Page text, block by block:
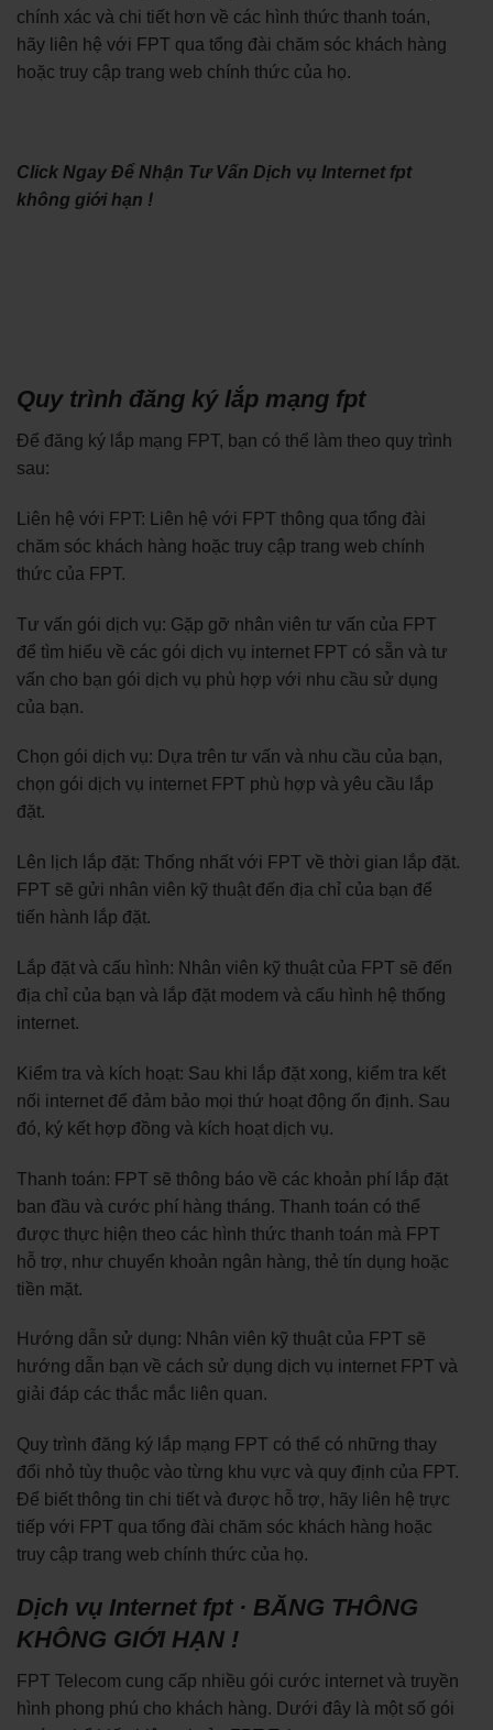
chính xác và chi tiết hơn về các hình thức thanh toán,
hãy liên hệ với FPT qua tổng đài chăm sóc khách hàng
hoặc truy cập trang web chính thức của họ.
Click Ngay Để Nhận Tư Vấn Dịch vụ Internet fpt
không giới hạn !
Quy trình đăng ký lắp mạng fpt
Để đăng ký lắp mạng FPT, bạn có thể làm theo quy trình
sau:
Liên hệ với FPT: Liên hệ với FPT thông qua tổng đài
chăm sóc khách hàng hoặc truy cập trang web chính
thức của FPT.
Tư vấn gói dịch vụ: Gặp gỡ nhân viên tư vấn của FPT
để tìm hiểu về các gói dịch vụ internet FPT có sẵn và tư
vấn cho bạn gói dịch vụ phù hợp với nhu cầu sử dụng
của bạn.
Chọn gói dịch vụ: Dựa trên tư vấn và nhu cầu của bạn,
chọn gói dịch vụ internet FPT phù hợp và yêu cầu lắp
đặt.
Lên lịch lắp đặt: Thống nhất với FPT về thời gian lắp đặt.
FPT sẽ gửi nhân viên kỹ thuật đến địa chỉ của bạn để
tiến hành lắp đặt.
Lắp đặt và cấu hình: Nhân viên kỹ thuật của FPT sẽ đến
địa chỉ của bạn và lắp đặt modem và cấu hình hệ thống
internet.
Kiểm tra và kích hoạt: Sau khi lắp đặt xong, kiểm tra kết
nối internet để đảm bảo mọi thứ hoạt động ổn định. Sau
đó, ký kết hợp đồng và kích hoạt dịch vụ.
Thanh toán: FPT sẽ thông báo về các khoản phí lắp đặt
ban đầu và cước phí hàng tháng. Thanh toán có thể
được thực hiện theo các hình thức thanh toán mà FPT
hỗ trợ, như chuyển khoản ngân hàng, thẻ tín dụng hoặc
tiền mặt.
Hướng dẫn sử dụng: Nhân viên kỹ thuật của FPT sẽ
hướng dẫn bạn về cách sử dụng dịch vụ internet FPT và
giải đáp các thắc mắc liên quan.
Quy trình đăng ký lắp mạng FPT có thể có những thay
đổi nhỏ tùy thuộc vào từng khu vực và quy định của FPT.
Để biết thông tin chi tiết và được hỗ trợ, hãy liên hệ trực
tiếp với FPT qua tổng đài chăm sóc khách hàng hoặc
truy cập trang web chính thức của họ.
Dịch vụ Internet fpt · BĂNG THÔNG
KHÔNG GIỚI HẠN !
FPT Telecom cung cấp nhiều gói cước internet và truyền
hình phong phú cho khách hàng. Dưới đây là một số gói